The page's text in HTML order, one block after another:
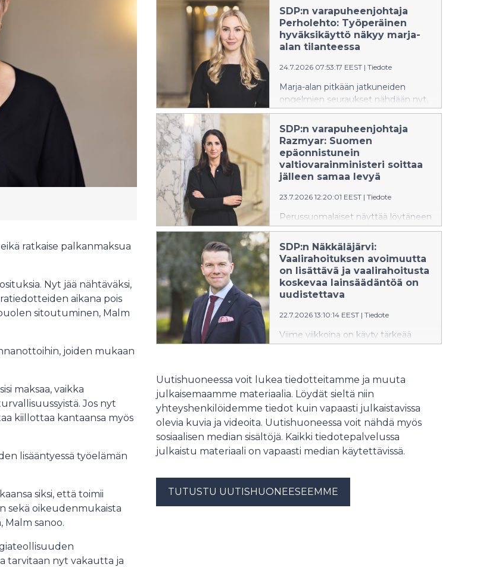
ratkaise palkanmaksua
Nyt jää nähtäväksi,
aikana pois
sitoutuminen, Malm
joiden mukaan
maksaa, vaikka
Jos nyt
kiillottaa kantaansa myös
lisääntyessä työelämän
siksi, että toimii
sekä oikeudenmukaista
sanoo.
tarvitaan nyt vakautta ja
metsä- ja maastopalot. SDP:n 3.
varapuheenjohtaja ja kansanedustaja
Pinja Perholehto muistuttaa, että
luonnonvarojen ylikulutus kiihdyttää
ilmastonmuutos puolestaan lisää
sään ääri-ilmiöitä.
SDP:n varapuheenjohtaja
Perholehto: Työperäinen
hyväksikäyttö näkyy marja-
alan tilanteessa
24.7.2026 07:53:17 EEST | Tiedote
Marja-alan pitkään jatkuneiden
ongelmien seuraukset nähdään nyt,
toteaa SDP:n 3. varapuheenjohtaja
Pinja Perholehto. Ilta-Sanomat
kirjoitti torstaina (23.7.) marja-alan
vaikeuksista saada marjanpoimijoita.
SDP:n varapuheenjohtaja
Razmyar: Suomen
epäonnistunein
valtiovarainministeri soittaa
jälleen samaa levyä
23.7.2026 12:20:01 EEST | Tiedote
Perussuomalaiset näyttää löytäneen
jälleen tutun levyn taloushuolien
karkottamiseen, toteaa SDP:n
varapuheenjohtaja Nasima Razmyar.
Vastuunotto heikosta
taloustilanteesta jää
valtiovarainministeripuolueella
SDP:n Näkkäläjärvi:
Vaalirahoituksen avoimuutta
on lisättävä ja vaalirahoitusta
koskevaa lainsäädäntöä on
uudistettava
22.7.2026 13:10:14 EEST | Tiedote
Viime viikkoina on käyty tärkeää
keskustelua vaalirahoituksesta ja sen
Suomessa osa vaalirahoituksesta on
julkista, tätä tärkeää
yhteiskunnallista keskustelua ei olisi
voitu käydä. Valitettavasti
vaalirahoitus on julkista vain
ilmoitusvelvollisten ehdokkaiden
osalta ja Valtiontalouden
tukisuorituksista jäi hämärän
peittoon. Johtopäätös tästä on
Uutishuoneessa voit lukea tiedotteitamme ja muuta
julkaisemaamme materiaalia. Löydät sieltä niin
yhteyshenkilöidemme tiedot kuin vapaasti julkaistavissa
olevia kuvia ja videoita. Uutishuoneessa voit nähdä myös
sosiaalisen median sisältöjä. Kaikki tiedotepalvelussa
julkaistu materiaali on vapaasti median käytettävissä.
TUTUSTU UUTISHUONEESEEMME